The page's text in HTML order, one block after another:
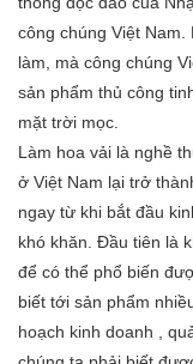
công chúng Việt
làm, mà công chúng
sản phẩm thủ công
mặt trời mọc.
Làm hoa vải là nghề
ở Việt Nam lại trở
ngay từ khi bắt đầu
khó khăn. Đầu tiên là
để có thể phổ biến
biết tới sản phẩm
hoạch kinh doanh ,